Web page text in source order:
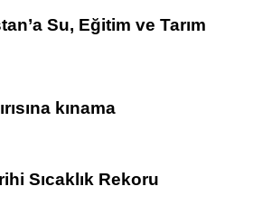
Su, Eğitim ve Tarım
kınama
Sıcaklık Rekoru